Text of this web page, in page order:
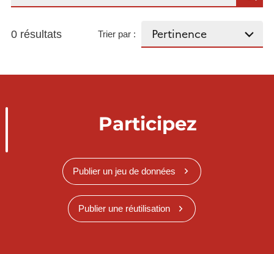
0 résultats Trier par :
Participez
Publier un jeu de données
Publier une réutilisation